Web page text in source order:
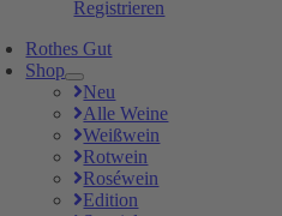
Registrieren
Rothes Gut
Shop
Neu
Alle Weine
Weißwein
Rotwein
Roséwein
Edition